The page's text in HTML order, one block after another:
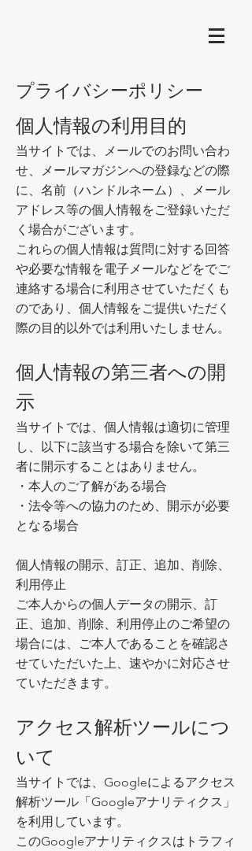
​プライバシーポリシー
個人情報の利用目的
当サイトでは、メールでのお問い合わ
せ、メールマガジンへの登録などの際
に、名前（ハンドルネーム）、メール
アドレス等の個人情報をご登録いただ
く場合がございます。
これらの個人情報は質問に対する回答
や必要な情報を電子メールなどをでご
連絡する場合に利用させていただくも
のであり、個人情報をご提供いただく
際の目的以外では利用いたしません。
個人情報の第三者への開
示
当サイトでは、個人情報は適切に管理
し、以下に該当する場合を除いて第三
者に開示することはありません。
・本人のご了解がある場合
・法令等への協力のため、開示が必要
となる場合
個人情報の開示、訂正、追加、削除、
利用停止
ご本人からの個人データの開示、訂
正、追加、削除、利用停止のご希望の
場合には、ご本人であることを確認さ
せていただいた上、速やかに対応させ
ていただきます。
アクセス解析ツールにつ
いて
当サイトでは、Googleによるアクセス
解析ツール「Googleアナリティクス」
を利用しています。
このGoogleアナリティクスはトラフィ